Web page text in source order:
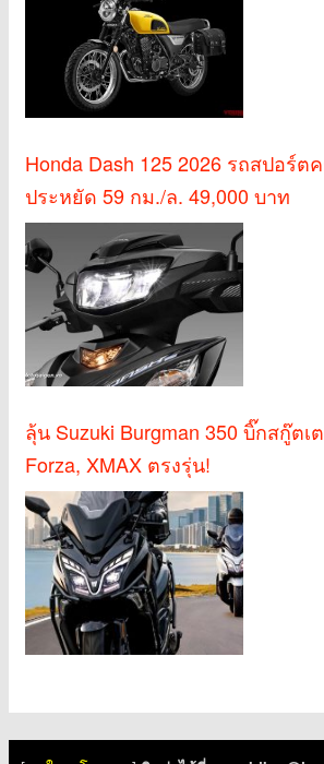
Honda Dash 125 2026 รถสปอร์ต
ประหยัด 59 กม./ล. 49,000 บาท
ลุ้น Suzuki Burgman 350 บิ๊กสกู๊ต
Forza, XMAX ตรงรุ่น!